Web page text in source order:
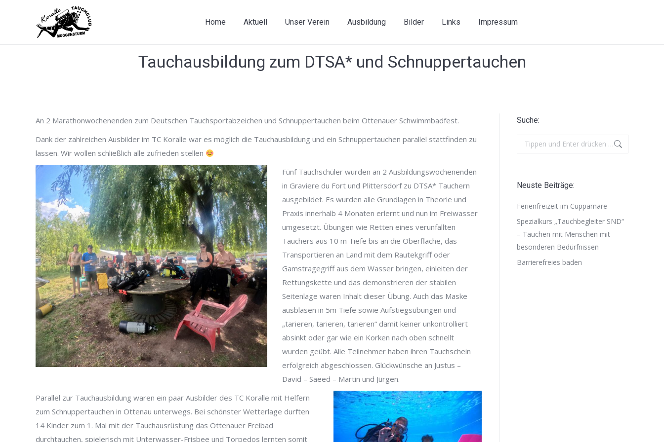
Home Aktuell Unser Verein Ausbildung Bilder Links Impressum
Tauchausbildung zum DTSA* und Schnuppertauchen
An 2 Marathonwochenenden zum Deutschen Tauchsportabzeichen und Schnuppertauchen beim Ottenauer Schwimmbadfest.
Dank der zahlreichen Ausbilder im TC Koralle war es möglich die Tauchausbildung und ein Schnuppertauchen parallel stattfinden zu
lassen. Wir wollen schließlich alle zufrieden stellen
Fünf Tauchschüler wurden an 2 Ausbildungswochenenden
in Graviere du Fort und Plittersdorf zu DTSA* Tauchern
ausgebildet. Es wurden alle Grundlagen in Theorie und
Praxis innerhalb 4 Monaten erlernt und nun im Freiwasser
umgesetzt. Übungen wie Retten eines verunfallten
Tauchers aus 10 m Tiefe bis an die Oberfläche, das
Transportieren an Land mit dem Rautekgriff oder
Gamstragegriff aus dem Wasser bringen, einleiten der
Rettungskette und das demonstrieren der stabilen
Seitenlage waren Inhalt dieser Übung. Auch das Maske
ausblasen in 5m Tiefe sowie Aufstiegsübungen und
„tarieren, tarieren, tarieren“ damit keiner unkontrolliert
absinkt oder gar wie ein Korken nach oben schnellt
wurden geübt. Alle Teilnehmer haben ihren Tauchschein
erfolgreich abgeschlossen. Glückwünsche an Justus –
David – Saeed – Martin und Jürgen.
Parallel zur Tauchausbildung waren ein paar Ausbilder des TC Koralle mit Helfern
zum Schnuppertauchen in Ottenau unterwegs. Bei schönster Wetterlage durften
14 Kinder zum 1. Mal mit der Tauchausrüstung das Ottenauer Freibad
durchtauchen, spielerisch mit Unterwasser-Frisbee und Torpedos lernten somit
Suche:
Search:
Neuste Beiträge:
Ferienfreizeit im Cuppamare
Spezialkurs „Tauchbegleiter SND“
– Tauchen mit Menschen mit
besonderen Bedürfnissen
Barrierefreies baden